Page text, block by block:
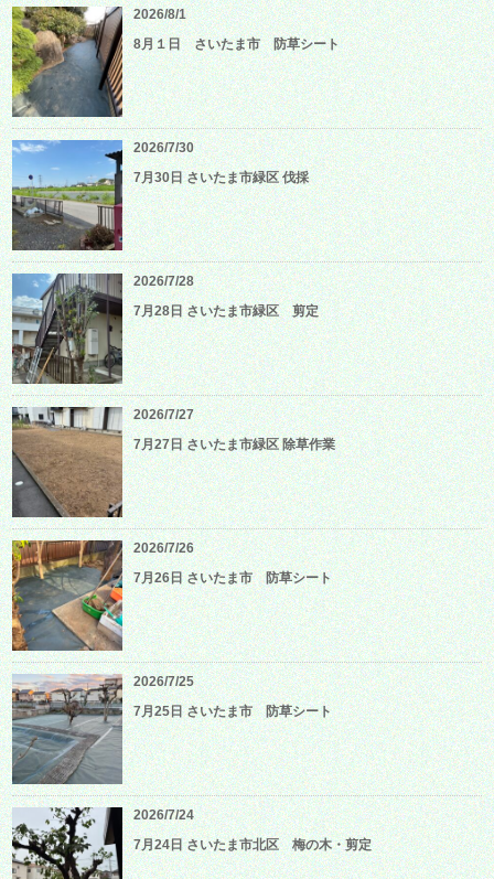
2026/8/1
8月１日 さいたま市 防草シート
2026/7/30
7月30日 さいたま市緑区 伐採
2026/7/28
7月28日 さいたま市緑区 剪定
2026/7/27
7月27日 さいたま市緑区 除草作業
2026/7/26
7月26日 さいたま市 防草シート
2026/7/25
7月25日 さいたま市 防草シート
2026/7/24
7月24日 さいたま市北区 梅の木・剪定